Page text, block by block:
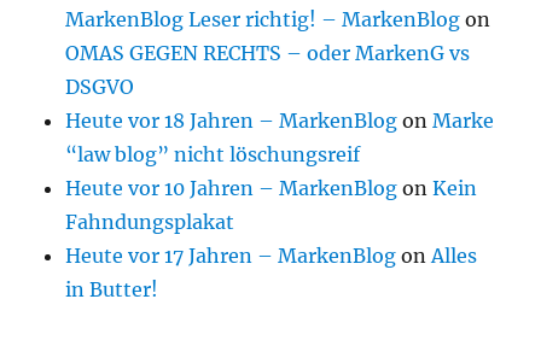
MarkenBlog Leser richtig! – MarkenBlog on
OMAS GEGEN RECHTS – oder MarkenG vs
DSGVO
Heute vor 18 Jahren – MarkenBlog onMarke
“law blog” nicht löschungsreif
Heute vor 10 Jahren – MarkenBlog onKein
Fahndungsplakat
Heute vor 17 Jahren – MarkenBlog onAlles
in Butter!